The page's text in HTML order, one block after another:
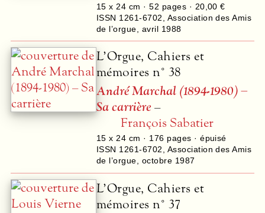
15 x 24 cm ·52 pages · 20,00 €
ISSN 1261-6702
Association des Amis
de l’orgue
avril 1988
L’Orgue, Cahiers et
mémoires n° 38
André Marchal (1894-1980) –
Sa carrière –
François Sabatier
15 x 24 cm · 176 pages · épuisé
ISSN 1261-6702, Association des Amis
de l’orgue, octobre 1987
L’Orgue, Cahiers et
mémoires n° 37